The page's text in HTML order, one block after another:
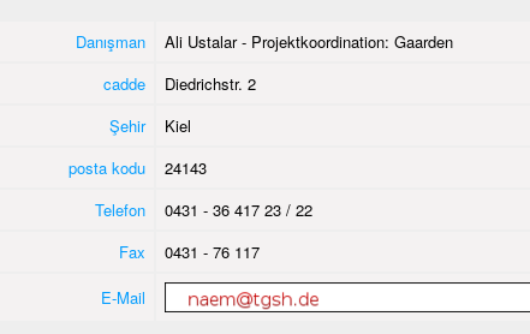
Danışman
Ali Ustalar - Projektkoordination: Gaarden
cadde
Diedrichstr. 2
Şehir
Kiel
posta kodu
24143
Telefon
0431 - 36 417 23 / 22
Fax
0431 - 76 117
E-Mail